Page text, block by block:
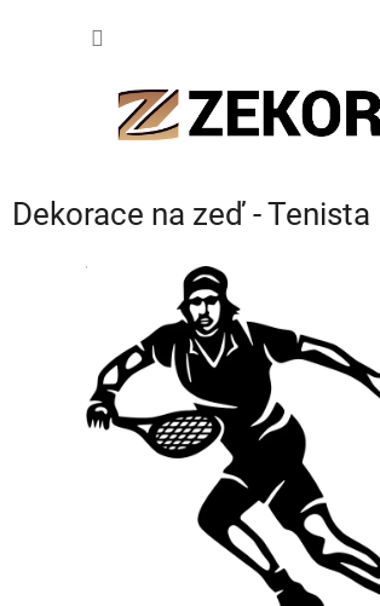
Dekorace na zeď - Tenista